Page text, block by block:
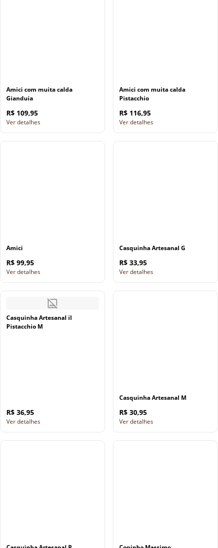
Amici com muita calda
Gianduia
R$ 109,95
Ver detalhes
Amici com muita calda
Pistacchio
R$ 116,95
Ver detalhes
Amici
R$ 99,95
Ver detalhes
Casquinha Artesanal G
R$ 33,95
Ver detalhes
Casquinha Artesanal il
Pistacchio M
R$ 36,95
Ver detalhes
Casquinha Artesanal M
R$ 30,95
Ver detalhes